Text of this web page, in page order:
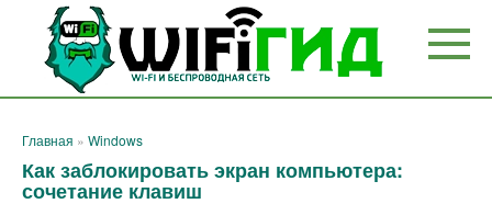
Перейти
контенту
Главная » Windows
Как заблокировать экран компьютера:
сочетание клавиш